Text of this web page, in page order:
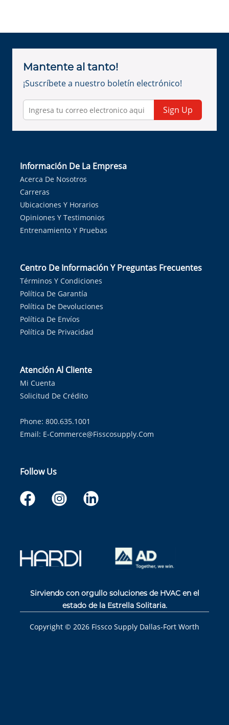
Mantente al tanto!
¡Suscríbete a nuestro boletín electrónico!
Sign Up
Información De La Empresa
Acerca De Nosotros
Carreras
Ubicaciones Y Horarios
Opiniones Y Testimonios
Entrenamiento Y Pruebas
Centro De Información Y Preguntas Frecuentes
Términos Y Condiciones
Política De Garantía
Política De Devoluciones
Política De Envíos
Política De Privacidad
Atención Al Cliente
Mi Cuenta
Solicitud De Crédito
Phone: 800.635.1001
Email: E-Commerce@fisscosupply.com
Follow Us
Sirviendo con orgullo soluciones de HVAC en el
estado de la Estrella Solitaria.
Copyright © 2026 Fissco Supply Dallas-Fort Worth